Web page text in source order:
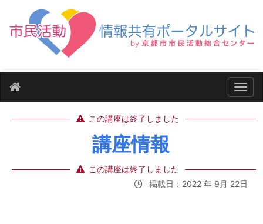
ナビ
この講座は終了しました
講座情報
この講座は終了しました
掲載日：2022 年 9月 22日